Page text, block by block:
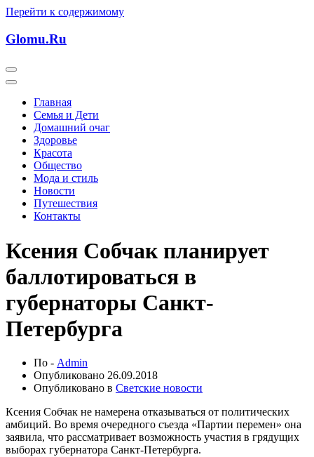
Перейти к содержимому
Glomu.Ru
Главная
Семья и Дети
Домашний очаг
Здоровье
Красота
Общество
Мода и стиль
Новости
Путешествия
Контакты
Ксения Собчак планирует
баллотироваться в
губернаторы Санкт-
Петербурга
По - Admin
Опубликовано 26.09.2018
Опубликовано в Светские новости
Ксения Собчак не намерена отказываться от политических
амбиций. Во время очередного съезда «Партии перемен» она
заявила, что рассматривает возможность участия в грядущих
выборах губернатора Санкт-Петербурга.